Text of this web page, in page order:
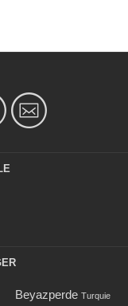
Beyazperde Turquie